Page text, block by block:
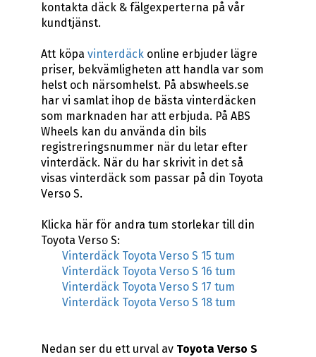
kontakta däck & fälgexperterna på vår
kundtjänst.
Att köpavinterdäck online erbjuder lägre
priser, bekvämligheten att handla var som
helst och närsomhelst. På abswheels.se
har vi samlat ihop de bästa vinterdäcken
som marknaden har att erbjuda. På ABS
Wheels kan du använda din bils
registreringsnummer när du letar efter
vinterdäck. När du har skrivit in det så
visas vinterdäck som passar på din Toyota
Verso S.
Klicka här för andra tum storlekar till din
Toyota Verso S:
Vinterdäck Toyota Verso S 15 tum
Vinterdäck Toyota Verso S 16 tum
Vinterdäck Toyota Verso S 17 tum
Vinterdäck Toyota Verso S 18 tum
Nedan ser du ett urval av Toyota Verso S